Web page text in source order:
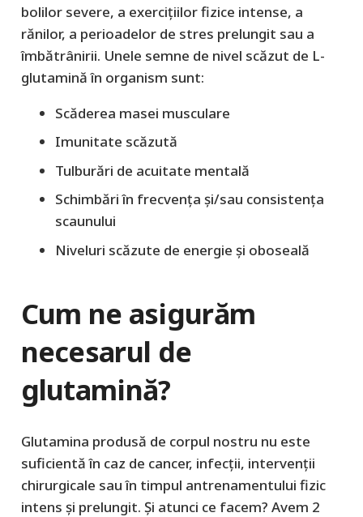
bolilor severe, a exercițiilor fizice intense, a
rănilor, a perioadelor de stres prelungit sau a
îmbătrânirii. Unele semne de nivel scăzut de L-
glutamină în organism sunt:
Scăderea masei musculare
Imunitate scăzută
Tulburări de acuitate mentală
Schimbări în frecvența și/sau consistența
scaunului
Niveluri scăzute de energie și oboseală
Cum ne asigurăm
necesarul de
glutamină?
Glutamina produsă de corpul nostru nu este
suficientă în caz de cancer, infecții, intervenții
chirurgicale sau în timpul antrenamentului fizic
intens și prelungit. Și atunci ce facem? Avem 2